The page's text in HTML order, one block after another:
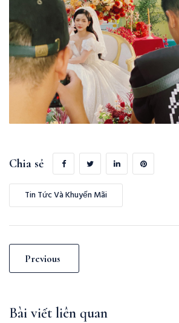
Chia sẻ
Tin Tức Và Khuyến Mãi
Previous
Bài viết liên quan